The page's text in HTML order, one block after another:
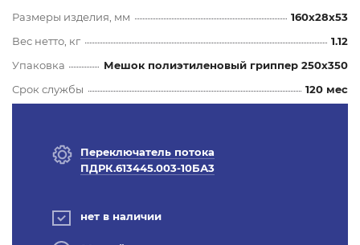
Размеры изделия, мм
160x28x53
Вес нетто, кг
1.12
Упаковка
Мешок полиэтиленовый гриппер 250х350
Срок службы
120 мес
Переключатель потока
ПДРК.613445.003-10БА3
нет в наличии